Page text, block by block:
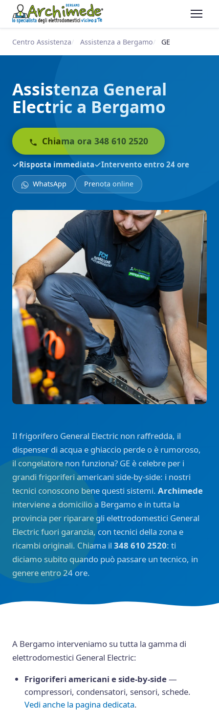
Centro Assistenza Assistenza a Bergamo GE
Assistenza General
Electric a Bergamo
Chiama ora 348 610 2520
Risposta immediata Intervento entro 24 ore
WhatsApp Prenota online
Il frigorifero General Electric non raffredda, il
dispenser di acqua e ghiaccio perde o è rumoroso,
il congelatore non funziona? GE è celebre per i
grandi frigoriferi americani side-by-side: i nostri
tecnici conoscono bene questi sistemi.Archimede
interviene a domicilio a Bergamo e in tutta la
provincia per riparare gli elettrodomestici General
Electric fuori garanzia, con tecnici della zona e
ricambi originali. Chiama il348 610 2520: ti
diciamo subito quando può passare un tecnico, in
genere entro 24 ore.
A Bergamo interveniamo su tutta la gamma di
elettrodomestici General Electric:
Frigoriferi americani e side-by-side—
compressori, condensatori, sensori, schede.
Vedi anche la pagina dedicata.